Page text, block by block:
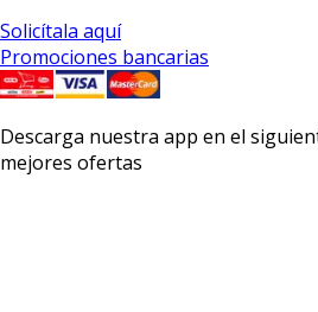
Solicítala aquí
Promociones bancarias
Descarga nuestra app en el
mejores ofertas